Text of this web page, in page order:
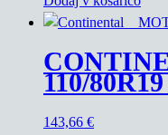
110/
143,66 €